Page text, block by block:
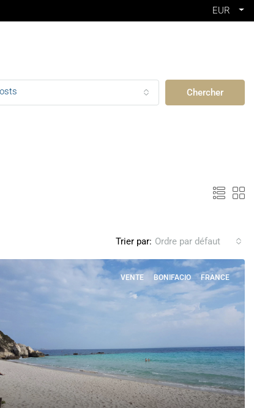
EUR
Chercher
Trier par: Ordre par défaut
VENTE BONIFACIO FRANCE